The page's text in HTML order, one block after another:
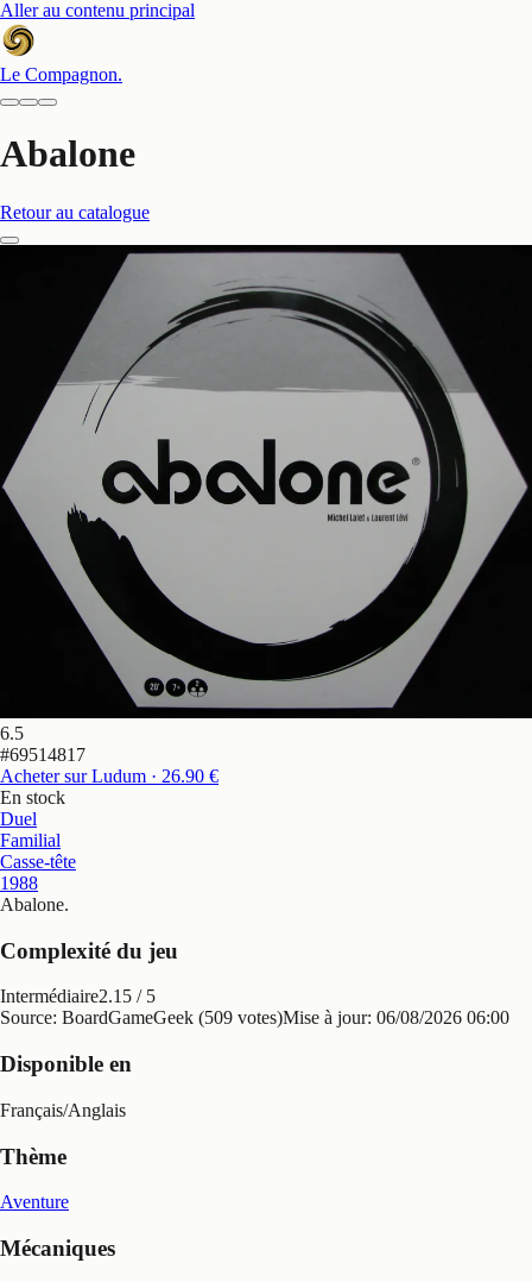
Aller au contenu principal
Le Compagnon.
Abalone
Retour au catalogue
6.5
#69514817
Acheter sur Ludum · 26.90 €
En stock
Duel
Familial
Casse-tête
1988
Abalone.
Complexité du jeu
Intermédiaire2.15 / 5
Source: BoardGameGeek (509 votes)Mise à jour: 06/08/2026 06:00
Disponible en
Français/Anglais
Thème
Aventure
Mécaniques